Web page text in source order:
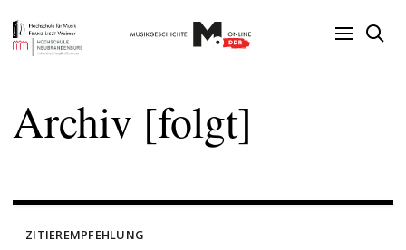
Archiv [folgt]
ZITIEREMPFEHLUNG